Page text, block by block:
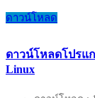
ดาวน์โหลด
ดาวน์โหลดโปรแก
Linux